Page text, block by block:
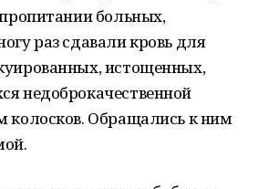
больных,
раз сдавали кровь для
истощенных,
недоброкачественной
колосков. Обращались к ним